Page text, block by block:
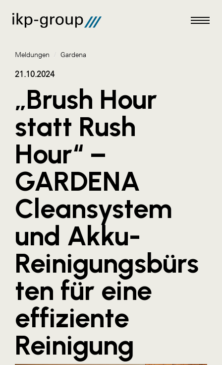
Meldungen
AKTUELLES
ACO
ALEX Krems
Amazon Web Services
Artweger
AustroCel Hallein
Blaguss
Bundesverband Sonnenschutztechnik
Cineplexx
Colmobil Austria
Controller Institut
Darbo
Designer Outlets Parndorf und Salzburg
DOMOFERM
Meldungen / Gardena
21.10.2024
„Brush Hour
statt Rush
Hour“ –
GARDENA
Cleansystem
und Akku-
Reinigungsbürs
ten für eine
effiziente
Reinigung